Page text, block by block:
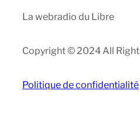
La webradio du Libre
Copyright © 2024 All
Politique de confidentialité